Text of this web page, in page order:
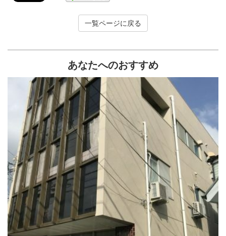
一覧ページに戻る
あなたへのおすすめ